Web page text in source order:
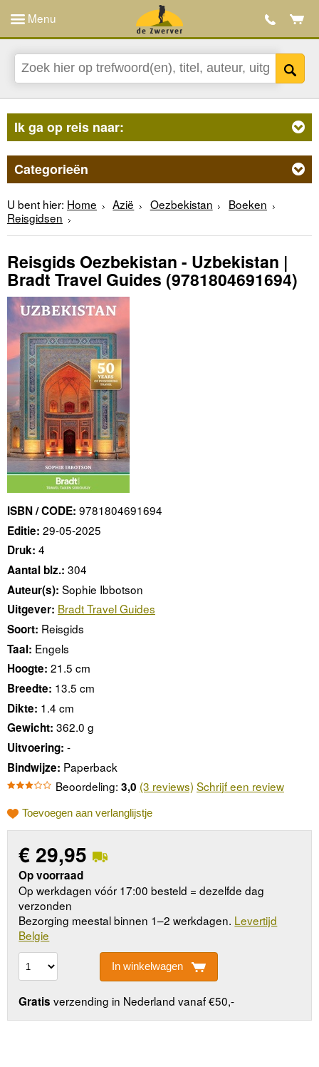
Menu
Ik ga op reis naar:
Categorieën
U bent hier: Home Azië Oezbekistan
Boeken
Reisgidsen
Reisgids Oezbekistan - Uzbekistan |
Bradt Travel Guides (9781804691694)
ISBN / CODE: 9781804691694
Editie: 29-05-2025
Druk: 4
Aantal blz.: 304
Auteur(s): Sophie Ibbotson
Uitgever: Bradt Travel Guides
Soort: Reisgids
Taal: Engels
Hoogte: 21.5 cm
Breedte: 13.5 cm
Dikte: 1.4 cm
Gewicht: 362.0 g
Uitvoering: -
Bindwijze: Paperback
Beoordeling: 3,0 (3 reviews) Schrijf een review
Toevoegen aan verlanglijstje
€ 29,95
Op voorraad
Op werkdagen vóór 17:00 besteld = dezelfde dag
verzonden
Bezorging meestal binnen 1–2 werkdagen. Levertijd
Belgie
In winkelwagen
Gratis verzending in Nederland vanaf €50,-